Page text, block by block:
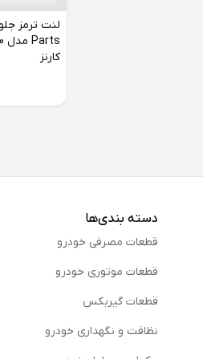
کارنز
دسته بندی‌ها
قطعات مصرفی خودرو
قطعات موتوری خودرو
قطعات گیربکس
نظافت و نگهداری خودرو